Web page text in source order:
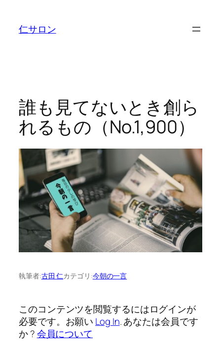
仁サロン
誰も見てないとき創ら
れるもの（No.1,900）
執筆者:古田 仁カテゴリ:今朝の一言
このコンテンツを閲覧するにはログインが
必要です。お願い Log In. あなたは会員です
か ?会員について